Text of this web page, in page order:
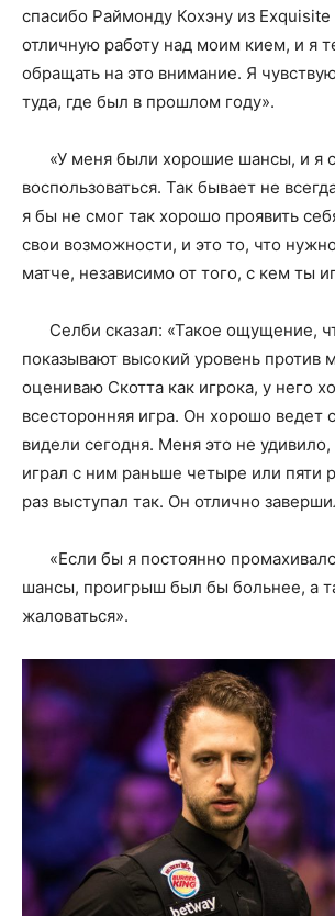
спасибо Раймонду Кохэну из
отличную работу над моим кием, и я
обращать на это внимание. Я
туда, где был в прошлом году».
«У меня были хорошие шансы, и я
воспользоваться. Так бывает не
я бы не смог так хорошо проявить
свои возможности, и это то, что
матче, независимо от того, с кем ты
Селби сказал: «Такое ощущение,
показывают высокий уровень против
оцениваю Скотта как игрока, у него
всесторонняя игра. Он хорошо ведет
видели сегодня. Меня это не
играл с ним раньше четыре или пяти
раз выступал так. Он отлично
«Если бы я постоянно
шансы, проигрыш был бы больнее, а
жаловаться».